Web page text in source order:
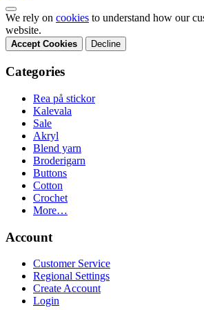
We rely on cookies to understand how our
website.
Accept Cookies Decline
Categories
Rea på stickor
Kalevala
Sale
Akryl
Blend yarn
Broderigarn
Buttons
Cotton
Crochet
More…
Account
Customer Service
Regional Settings
Create Account
Login